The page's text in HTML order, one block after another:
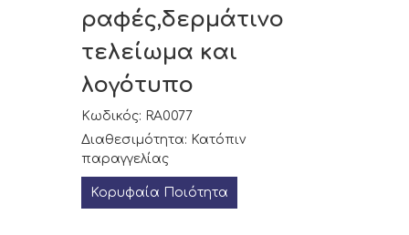
ραφές,δερμάτινο
τελείωμα και
λογότυπο
Κωδικός: RA0077
Διαθεσιμότητα: Κατόπιν
παραγγελίας
Κορυφαία Ποιότητα